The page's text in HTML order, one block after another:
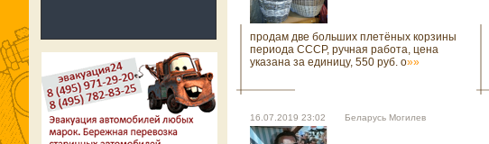
продам две больших плетёных корзины
периода СССР, ручная работа, цена
указана за единицу, 550 руб. о»»
16.07.2019 23:02 Беларусь Могилев